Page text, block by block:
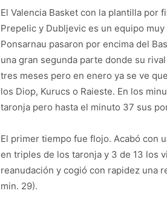
El Valencia Basket con la plantilla por
Prepelic y Dubljevic es un equipo
Ponsarnau pasaron por encima del
una gran segunda parte donde su
tres meses pero en enero ya se ve
los Diop, Kurucs o Raieste. En los
taronja pero hasta el minuto 37 sus
El primer tiempo fue flojo. Acabó con
en triples de los taronja y 3 de 13 los
reanudación y cogió con rapidez una
min. 29).